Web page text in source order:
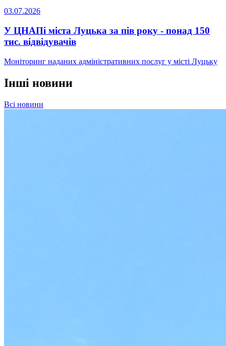
03.07.2026
У ЦНАПі міста Луцька за пів року - понад 150
тис. відвідувачів
Моніторинг наданих адміністративних послуг у місті Луцьку
Інші новини
Всі новини